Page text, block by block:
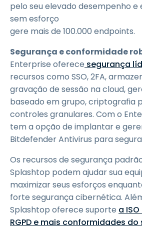
pelo seu elevado desempenho e
sem esforço
gere mais de 100.000 endpoints.
Segurança e conformidade
Enterprise oferece segurança
recursos como SSO, 2FA,
gravação de sessão na cloud,
baseado em grupo, criptografia
controles granulares. Com o
tem a opção de implantar e
Bitdefender Antivirus para
Os recursos de segurança
Splashtop podem ajudar sua
maximizar seus esforços
forte segurança cibernética.
Splashtop oferece suporte a ISO
RGPD e mais conformidades do